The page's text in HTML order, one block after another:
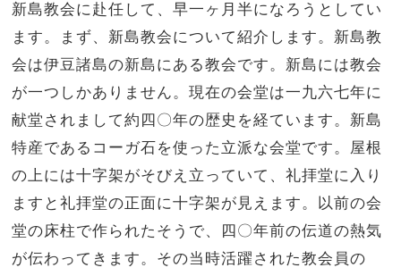
新島教会に赴任して、早一ヶ月半になろうとしてい
ます。まず、新島教会について紹介します。新島教
会は伊豆諸島の新島にある教会です。新島には教会
が一つしかありません。現在の会堂は一九六七年に
献堂されまして約四〇年の歴史を経ています。新島
特産であるコーガ石を使った立派な会堂です。屋根
の上には十字架がそびえ立っていて、礼拝堂に入り
ますと礼拝堂の正面に十字架が見えます。以前の会
堂の床柱で作られたそうで、四〇年前の伝道の熱気
が伝わってきます。その当時活躍された教会員の